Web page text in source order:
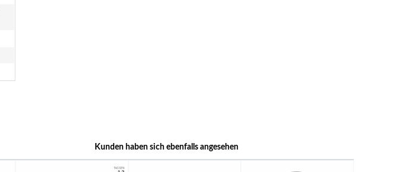
Kunden haben sich ebenfalls angesehen